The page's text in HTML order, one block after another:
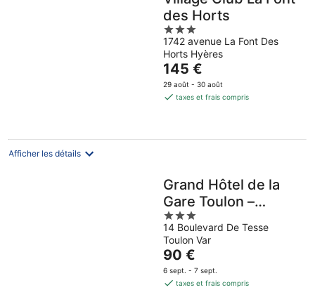
des Horts
3
out
of
5
1742 avenue La Font Des
Horts Hyères
Le
prix
est
par
145 €
29 août - 30 août
taxes et frais compris
Afficher les détails
Grand Hôtel de la
Gare Toulon –
Boutique Hôtel
3
out
of
5
14 Boulevard De Tesse
Toulon Var
Le
prix
est
90 €
6 sept. - 7 sept.
taxes et frais compris